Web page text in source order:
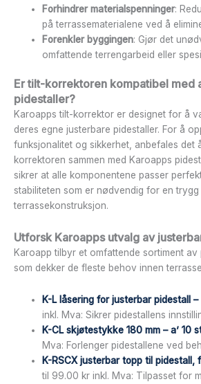
Forhindrer materialspenninger:
på terrassematerialene ved å
Forenkler byggingen: Gjør det
omfattende terrengarbeid eller
Er tilt-korrektoren kompatibel med
pidestaller?
Karoapps tilt-korrektor er designet for å
deres egne justerbare pidestaller. For å
funksjonalitet og sikkerhet, anbefales det
korrektoren sammen med Karoapps
sikrer at alle komponentene passer
stabiliteten som er nødvendig for en trygg
terrassekonstruksjon.
Utforsk Karoapps utvalg av
Karoapp tilbyr et omfattende sortiment
som dekker de fleste behov innen
K-L låsering for justerbar pidestall –
inkl. Mva: Sikrer pidestallens
K-CL skjøtestykke 180 mm – a’ 10
Mva: Forlenger pidestallene ved
K-RSCX justerbar topp til pidestall,
til 99.00 kr inkl. Mva: Tilpasset for